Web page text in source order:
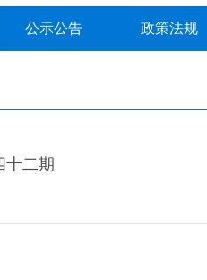
公示公告 政策法规
十二期